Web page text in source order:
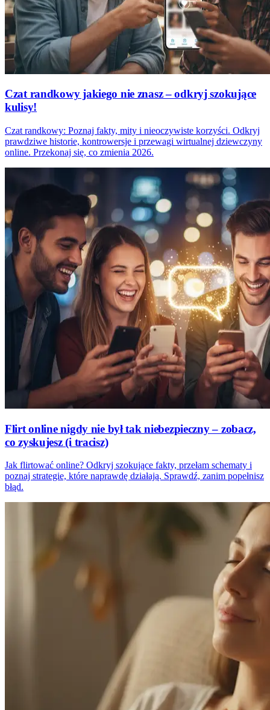
Czat randkowy jakiego nie znasz – odkryj szokujące
kulisy!
Czat randkowy: Poznaj fakty, mity i nieoczywiste korzyści. Odkryj
prawdziwe historie, kontrowersje i przewagi wirtualnej dziewczyny
online. Przekonaj się, co zmienia 2026.
Flirt online nigdy nie był tak niebezpieczny – zobacz,
co zyskujesz (i tracisz)
Jak flirtować online? Odkryj szokujące fakty, przełam schematy i
poznaj strategie, które naprawdę działają. Sprawdź, zanim popełnisz
błąd.